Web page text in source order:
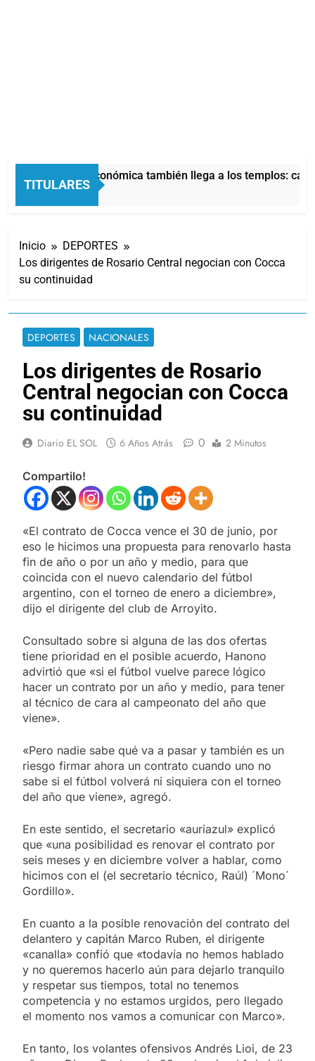
TITULARES
La crisis económica también llega a los templos:
2 Horas Atrás
Inicio
DEPORTES
Los dirigentes de Rosario Central negocian con Cocca
su continuidad
DEPORTES NACIONALES
Los dirigentes de Rosario
Central negocian con Cocca
su continuidad
Diario EL SOL 6 Años Atrás 0 2 Minutos
Compartilo!
«El contrato de Cocca vence el 30 de junio, por
eso le hicimos una propuesta para renovarlo hasta
fin de año o por un año y medio, para que
coincida con el nuevo calendario del fútbol
argentino, con el torneo de enero a diciembre»,
dijo el dirigente del club de Arroyito.
Consultado sobre si alguna de las dos ofertas
tiene prioridad en el posible acuerdo, Hanono
advirtió que «si el fútbol vuelve parece lógico
hacer un contrato por un año y medio, para tener
al técnico de cara al campeonato del año que
viene».
«Pero nadie sabe qué va a pasar y también es un
riesgo firmar ahora un contrato cuando uno no
sabe si el fútbol volverá ni siquiera con el torneo
del año que viene», agregó.
En este sentido, el secretario «auriazul» explicó
que «una posibilidad es renovar el contrato por
seis meses y en diciembre volver a hablar, como
hicimos con el (el secretario técnico, Raúl) ´Mono´
Gordillo».
En cuanto a la posible renovación del contrato del
delantero y capitán Marco Ruben, el dirigente
«canalla» confió que «todavía no hemos hablado
y no queremos hacerlo aún para dejarlo tranquilo
y respetar sus tiempos, total no tenemos
competencia y no estamos urgidos, pero llegado
el momento nos vamos a comunicar con Marco».
En tanto, los volantes ofensivos Andrés Lioi, de 23